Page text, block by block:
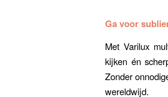
Ga voor
Met Varilux
kijken én
Zonder
wereldwijd.